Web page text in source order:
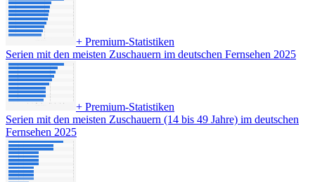
+ Premium-Statistiken
Serien mit den meisten Zuschauern im deutschen Fernsehen 2025
+ Premium-Statistiken
Serien mit den meisten Zuschauern (14 bis 49 Jahre) im deutschen
Fernsehen 2025